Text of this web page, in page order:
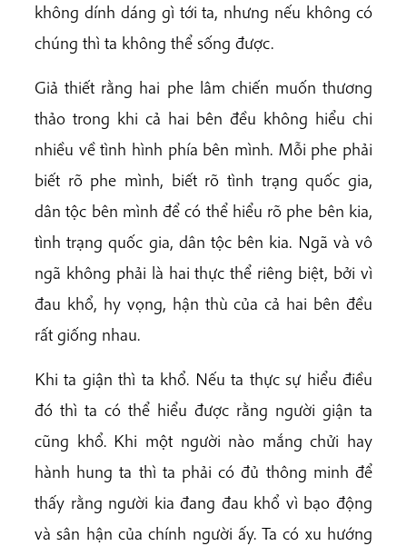
không dính dáng gì tới ta, nhưng nếu không có
chúng thì ta không thể sống được.
Giả thiết rằng hai phe lâm chiến muốn thương
thảo trong khi cả hai bên đều không hiểu chi
nhiều về tình hình phía bên mình. Mỗi phe phải
biết rõ phe mình, biết rõ tình trạng quốc gia,
dân tộc bên mình để có thể hiểu rõ phe bên kia,
tình trạng quốc gia, dân tộc bên kia. Ngã và vô
ngã không phải là hai thực thể riêng biệt, bởi vì
đau khổ, hy vọng, hận thù của cả hai bên đều
rất giống nhau.
Khi ta giận thì ta khổ. Nếu ta thực sự hiểu điều
đó thì ta có thể hiểu được rằng người giận ta
cũng khổ. Khi một người nào mắng chửi hay
hành hung ta thì ta phải có đủ thông minh để
thấy rằng người kia đang đau khổ vì bạo động
và sân hận của chính người ấy. Ta có xu hướng